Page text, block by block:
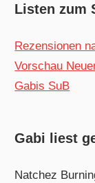
Listen zum
Rezensionen
Vorschau
Gabis SuB
Gabi liest
Natchez